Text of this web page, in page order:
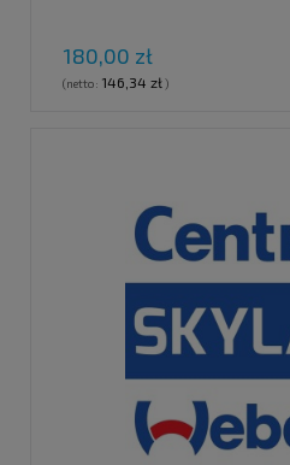
180,00 zł
(netto: 146,34 zł)